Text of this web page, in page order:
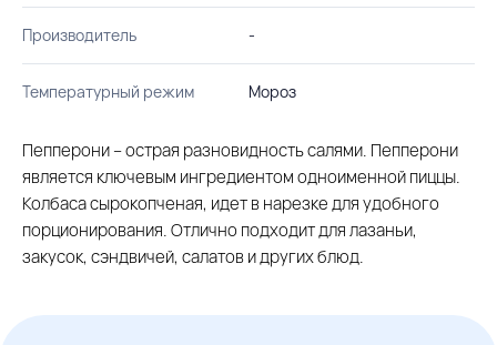
Производитель -
Температурный режим Мороз
Пепперони – острая разновидность салями. Пепперони
является ключевым ингредиентом одноименной пиццы.
Колбаса сырокопченая, идет в нарезке для удобного
порционирования. Отлично подходит для лазаньи,
закусок, сэндвичей, салатов и других блюд.